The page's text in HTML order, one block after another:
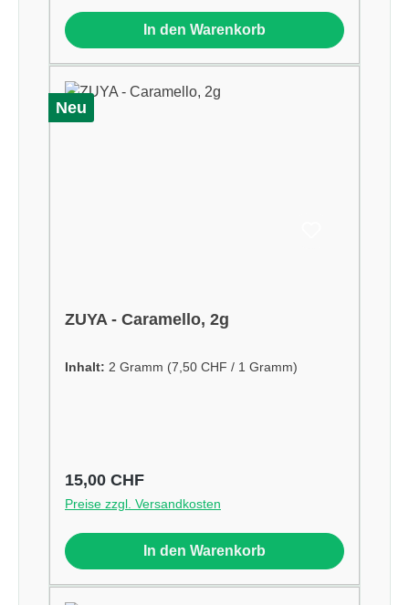
In den Warenkorb
Neu
ZUYA - Caramello, 2g
Inhalt: 2 Gramm (7,50 CHF / 1 Gramm)
Regulärer Preis:
15,00 CHF
Preise zzgl. Versandkosten
In den Warenkorb